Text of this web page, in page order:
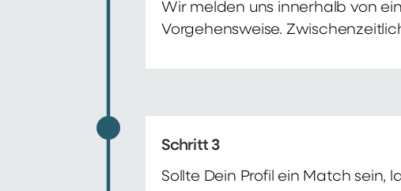
Wir melden uns innerhalb von
Vorgehensweise.
Schritt 3
Sollte Dein Profil ein Match